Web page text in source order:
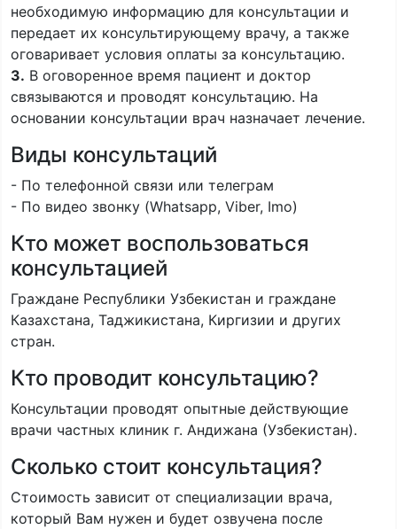
необходимую информацию для консультации и
передает их консультирующему врачу, а также
оговаривает условия оплаты за консультацию.
3. В оговоренное время пациент и доктор
связываются и проводят консультацию. На
основании консультации врач назначает лечение.
Виды консультаций
- По телефонной связи или телеграм
- По видео звонку (Whatsapp, Viber, Imo)
Кто может воспользоваться
консультацией
Граждане Республики Узбекистан и граждане
Казахстана, Таджикистана, Киргизии и других
стран.
Кто проводит консультацию?
Консультации проводят опытные действующие
врачи частных клиник г. Андижана (Узбекистан).
Сколько стоит консультация?
Стоимость зависит от специализации врача,
который Вам нужен и будет озвучена после